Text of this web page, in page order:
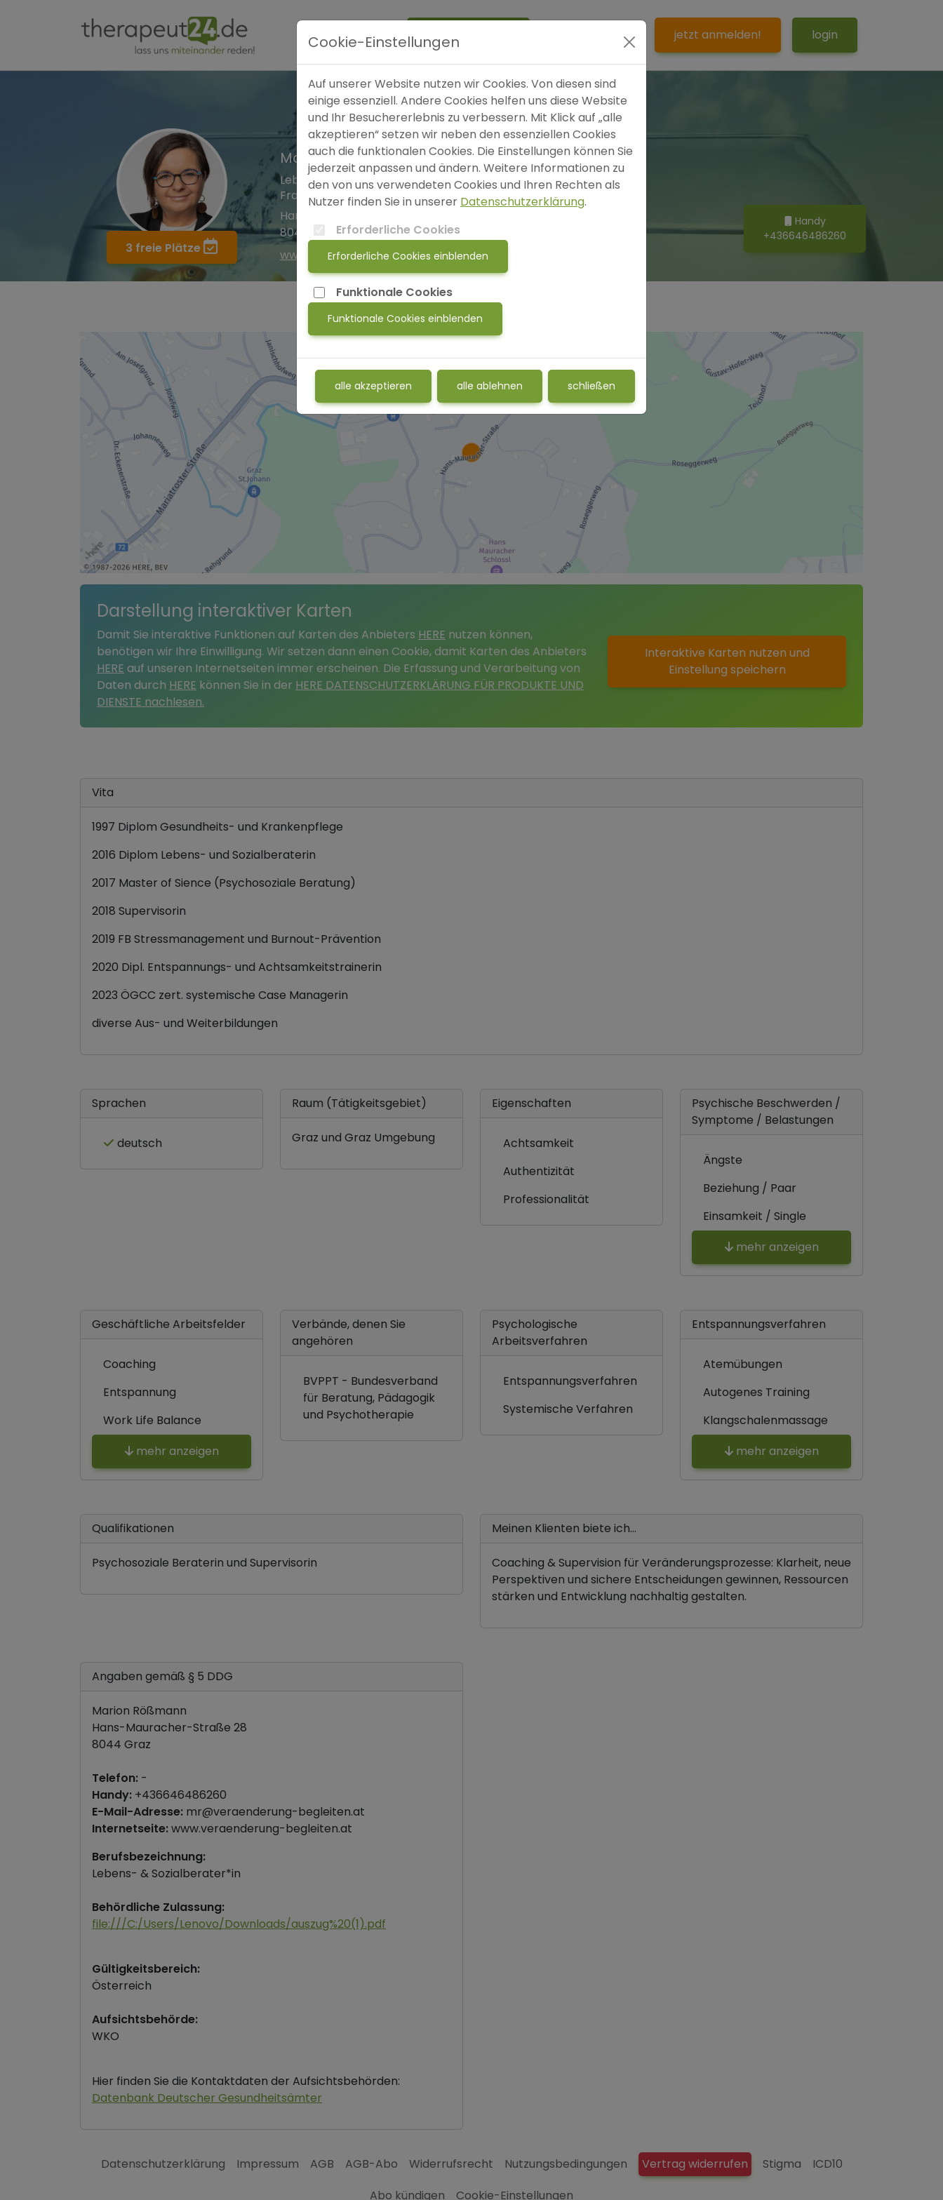
SOS jetzt anmelden! login
3 freie Plätze
Marion Rößmann, MSc
Lebens- & Sozialberater*in
Frau Marion Rößmann
Hans-Mauracher-Straße 28
8044 Graz
www.veraenderung-begleiten.at
Handy
+436646486260
Darstellung interaktiver Karten
Damit Sie interaktive Funktionen auf Karten des Anbieters HERE nutzen können,
benötigen wir Ihre Einwilligung. Wir setzen dann einen Cookie, damit Karten des Anbieters
HERE auf unseren Internetseiten immer erscheinen. Die Erfassung und Verarbeitung von
Daten durch HERE können Sie in der HERE DATENSCHUTZERKLÄRUNG FÜR PRODUKTE UND
DIENSTE nachlesen.
Interaktive Karten nutzen und
Einstellung speichern
Vita
1997 Diplom Gesundheits- und Krankenpflege
2016 Diplom Lebens- und Sozialberaterin
2017 Master of Sience (Psychosoziale Beratung)
2018 Supervisorin
2019 FB Stressmanagement und Burnout-Prävention
2020 Dipl. Entspannungs- und Achtsamkeitstrainerin
2023 ÖGCC zert. systemische Case Managerin
diverse Aus- und Weiterbildungen
Sprachen
deutsch
Raum (Tätigkeitsgebiet)
Graz und Graz Umgebung
Eigenschaften
Achtsamkeit
Authentizität
Professionalität
Psychische Beschwerden /
Symptome / Belastungen
Ängste
Beziehung / Paar
Einsamkeit / Single
mehr anzeigen
Geschäftliche Arbeitsfelder
Coaching
Entspannung
Work Life Balance
mehr anzeigen
Verbände, denen Sie
angehören
BVPPT - Bundesverband
für Beratung, Pädagogik
und Psychotherapie
Psychologische
Arbeitsverfahren
Entspannungsverfahren
Systemische Verfahren
Entspannungsverfahren
Atemübungen
Autogenes Training
Klangschalenmassage
mehr anzeigen
Qualifikationen
Psychosoziale Beraterin und Supervisorin
Meinen Klienten biete ich...
Coaching & Supervision für Veränderungsprozesse: Klarheit, neue
Perspektiven und sichere Entscheidungen gewinnen, Ressourcen
stärken und Entwicklung nachhaltig gestalten.
Angaben gemäß § 5 DDG
Marion Rößmann
Hans-Mauracher-Straße 28
8044 Graz
Telefon: -
Handy: +436646486260
E-Mail-Adresse: mr@veraenderung-begleiten.at
Internetseite:www.veraenderung-begleiten.at
Berufsbezeichnung:
Lebens- & Sozialberater*in
Behördliche Zulassung:
file:///C:/Users/Lenovo/Downloads/auszug%20(1).pdf
Gültigkeitsbereich:
Österreich
Aufsichtsbehörde:
WKO
Hier finden Sie die Kontaktdaten der Aufsichtsbehörden:
Datenbank Deutscher Gesundheitsämter
Datenschutzerklärung Impressum AGB AGB-Abo Widerrufsrecht Nutzungsbedingungen Vertrag widerrufen Stigma
ICD10
Abo kündigen
Cookie-Einstellungen
Cookie-Einstellungen
Auf unserer Website nutzen wir Cookies. Von diesen sind
einige essenziell. Andere Cookies helfen uns diese Website
und Ihr Besuchererlebnis zu verbessern. Mit Klick auf „alle
akzeptieren“ setzen wir neben den essenziellen Cookies
auch die funktionalen Cookies. Die Einstellungen können Sie
jederzeit anpassen und ändern. Weitere Informationen zu
den von uns verwendeten Cookies und Ihren Rechten als
Nutzer finden Sie in unserer Datenschutzerklärung.
Erforderliche Cookies
Erforderliche Cookies einblenden
Funktionale Cookies
Funktionale Cookies einblenden
alle akzeptieren alle ablehnen schließen